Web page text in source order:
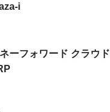
i
ーフォワード クラウド